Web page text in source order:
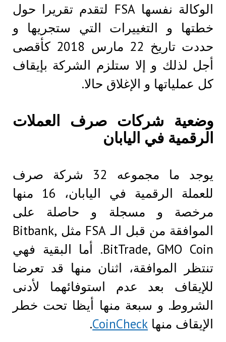
الوكالة نفسها FSA لتقدم تقريرا حول
خطتها و التغييرات التي ستجريها و
حددت تاريخ 22 مارس 2018 كأقصى
أجل لذلك و إلا ستلزم الشركة بإيقاف
كل عملياتها و الإغلاق حالا.
وضعية شركات صرف العملات
الرقمية في اليابان
يوجد ما مجموعه 32 شركة صرف
للعملة الرقمية في اليابان، 16 منها
مرخصة و مسجلة و حاصلة على
الموافقة من قبل الـ FSA مثل Bitbank,
BitTrade, GMO Coin. أما البقية فهي
تنتظر الموافقة، اثنان منها قد تعرضا
للإيقاف بعد عدم استوفائهما لأدنى
الشروط. و سبعة منها أيظا تحت خطر
الإيقاف منها CoinCheck
.